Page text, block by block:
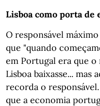
Lisboa como porta
O responsável
que "quando
em Portugal era que
Lisboa baixasse... mas
recorda o
que a economia